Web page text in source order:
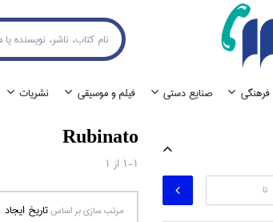
صنايع دستي فيلم و موسيقي نشريات
Rubinato
1-1 از 1
مرتب سازي بر اساس تاريخ ايجاد